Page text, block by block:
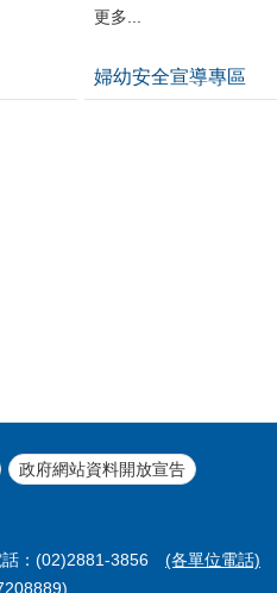
更多...
婦幼安全宣導專區
政府網站資料開放宣告
話：(02)2881-3856 (各單位電話)